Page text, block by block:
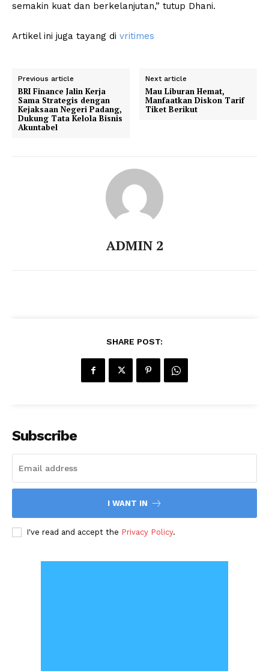
semakin kuat dan berkelanjutan,” tutup Dhani.
Artikel ini juga tayang di vritimes
Previous article
BRI Finance Jalin Kerja
Sama Strategis dengan
Kejaksaan Negeri Padang,
Dukung Tata Kelola Bisnis
Akuntabel
Next article
Mau Liburan Hemat,
Manfaatkan Diskon Tarif
Tiket Berikut
ADMIN 2
SHARE POST:
Subscribe
I WANT IN
I've read and accept the Privacy Policy.